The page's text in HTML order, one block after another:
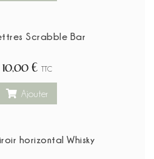
Scrabble Bar
10,00 € TTC
Ajouter
horizontal Whisky